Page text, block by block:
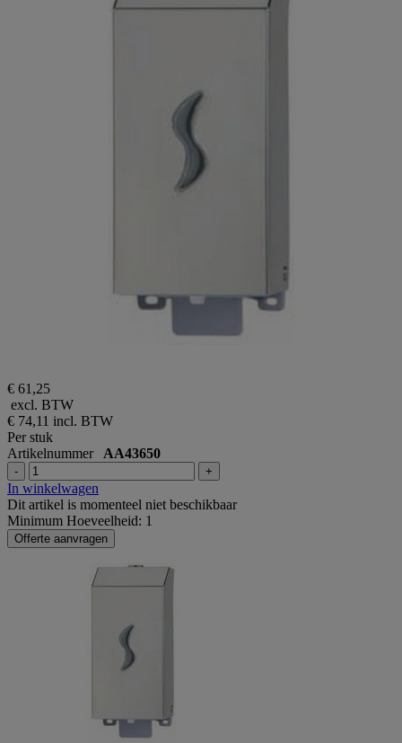
€ 61,25
excl. BTW
€ 74,11 incl. BTW
Per stuk
Artikelnummer AA43650
- +
In winkelwagen
Dit artikel is momenteel niet beschikbaar
Minimum Hoeveelheid: 1
Offerte aanvragen